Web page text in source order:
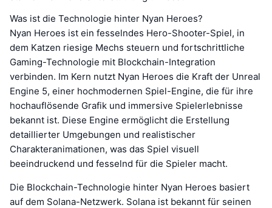
Was ist die Technologie hinter Nyan Heroes?
Nyan Heroes ist ein fesselndes Hero-Shooter-Spiel, in
dem Katzen riesige Mechs steuern und fortschrittliche
Gaming-Technologie mit Blockchain-Integration
verbinden. Im Kern nutzt Nyan Heroes die Kraft der Unreal
Engine 5, einer hochmodernen Spiel-Engine, die für ihre
hochauflösende Grafik und immersive Spielerlebnisse
bekannt ist. Diese Engine ermöglicht die Erstellung
detaillierter Umgebungen und realistischer
Charakteranimationen, was das Spiel visuell
beeindruckend und fesselnd für die Spieler macht.
Die Blockchain-Technologie hinter Nyan Heroes basiert
auf dem Solana-Netzwerk. Solana ist bekannt für seinen